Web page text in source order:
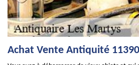
Achat Vente Antiquité 11390